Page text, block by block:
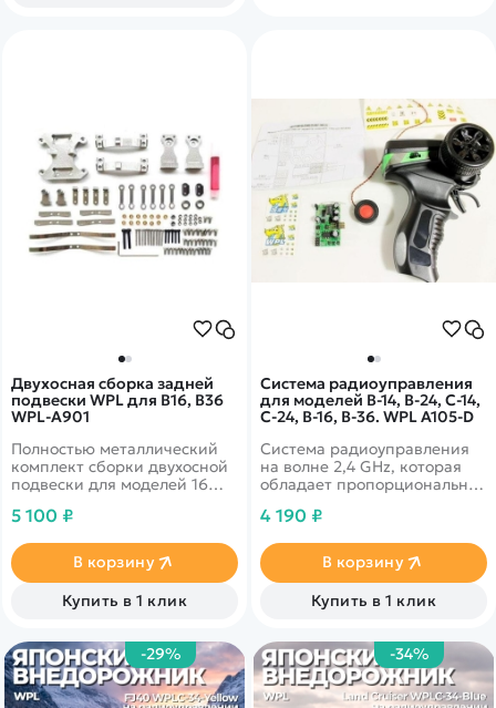
Двухосная сборка задней
подвески WPL для B16, B36
WPL-A901
Полностью металлический
комплект сборки двухосной
подвески для моделей 16
36 и военный грузовик B-16.
5 100 ₽
В корзину
Купить в 1 клик
Система радиоуправления
для моделей B-14, B-24, C-14,
C-24, B-16, B-36. WPL A105-D
Система радиоуправления
на волне 2,4 GHz, которая
обладает пропорциональной
двумя скоростями.
дизельного мотора.
4 190 ₽
В корзину
Купить в 1 клик
-29% -34%